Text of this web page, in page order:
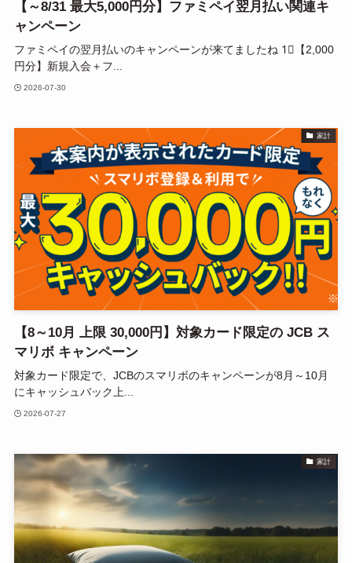
【～8/31 最大5,000円分】ファミペイ翌月払い関連キ
ャンペーン
ファミペイの翌月払いのキャンペーンが来てましたね 1⃣【2,000
円分】新規入会＋フ...
2026-07-30
家計
【8～10月 上限 30,000円】対象カード限定の JCB ス
マリボ キャンペーン
対象カード限定で、JCBのスマリボのキャンペーンが8月～10月
にキャッシュバック上...
2026-07-27
家計